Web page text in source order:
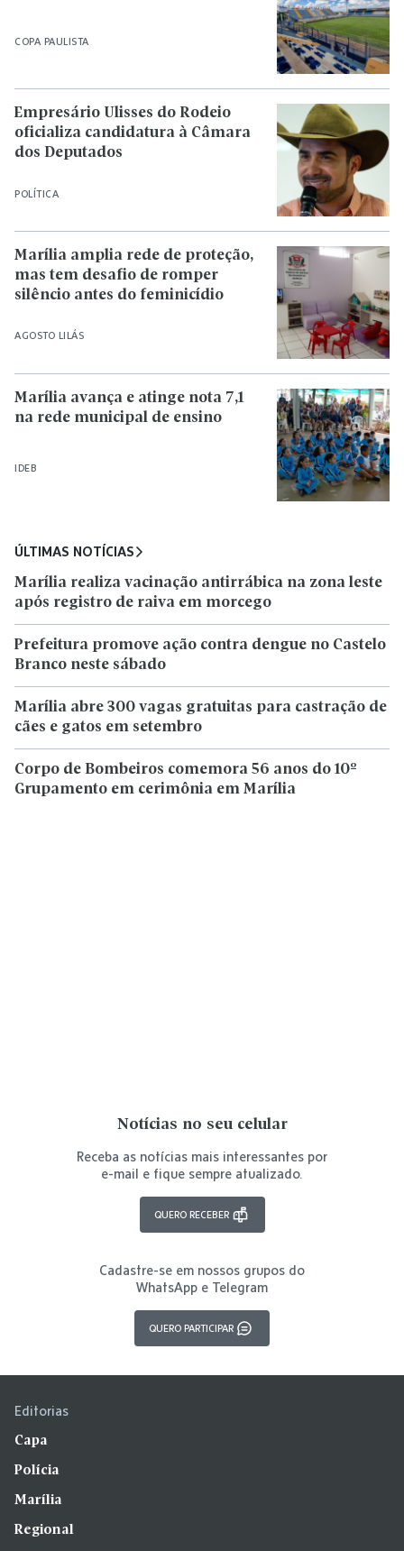
COPA PAULISTA
POLÍTICA
Empresário Ulisses do Rodeio
oficializa candidatura à Câmara
dos Deputados
AGOSTO LILÁS
Marília amplia rede de proteção,
mas tem desafio de romper
silêncio antes do feminicídio
IDEB
Marília avança e atinge nota 7,1
na rede municipal de ensino
ÚLTIMAS NOTÍCIAS
Marília realiza vacinação antirrábica na zona leste
após registro de raiva em morcego
Prefeitura promove ação contra dengue no Castelo
Branco neste sábado
Marília abre 300 vagas gratuitas para castração de
cães e gatos em setembro
Corpo de Bombeiros comemora 56 anos do 10º
Grupamento em cerimônia em Marília
Notícias no seu celular
Receba as notícias mais interessantes por
e-mail e fique sempre atualizado.
QUERO RECEBER
Cadastre-se em nossos grupos do
WhatsApp e Telegram
QUERO PARTICIPAR
Editorias
Capa
Polícia
Marília
Regional